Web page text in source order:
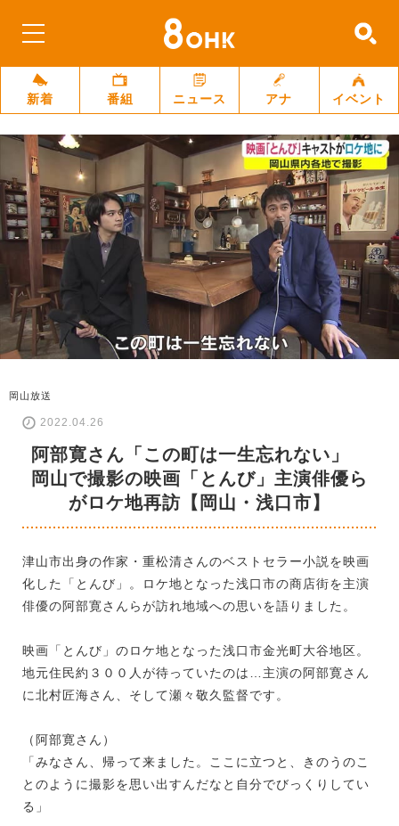
新着 番組 ニュース アナ イベント
岡山放送
2022.04.26
阿部寛さん「この町は一生忘れない」
岡山で撮影の映画「とんび」主演俳優ら
がロケ地再訪【岡山・浅口市】
津山市出身の作家・重松清さんのベストセラー小説を映画
化した「とんび」。ロケ地となった浅口市の商店街を主演
俳優の阿部寛さんらが訪れ地域への思いを語りました。
映画「とんび」のロケ地となった浅口市金光町大谷地区。
地元住民約３００人が待っていたのは…主演の阿部寛さん
に北村匠海さん、そして瀬々敬久監督です。
（阿部寛さん）
「みなさん、帰って来ました。ここに立つと、きのうのこ
とのように撮影を思い出すんだなと自分でびっくりしてい
る」